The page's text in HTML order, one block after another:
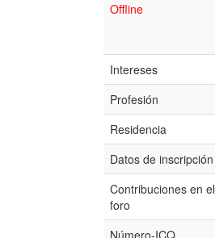
Offline
Intereses
Profesión
Residencia
Datos de inscripción
Contribuciones en el
foro
Número-ICQ